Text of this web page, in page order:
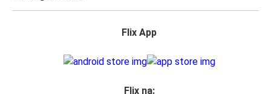
Flix App
Flix na: